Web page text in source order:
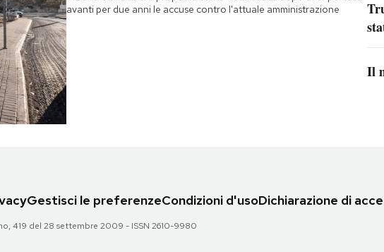
avanti per due anni le accuse contro l'attuale amministrazione
Il
Gestisci le preferenzeCondizioni d'usoDichiarazione di
419 del 28 settembre 2009 - ISSN 2610-9980